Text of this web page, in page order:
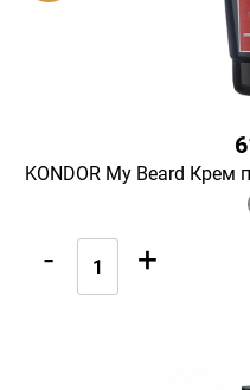
KONDOR My Beard Крем
- +